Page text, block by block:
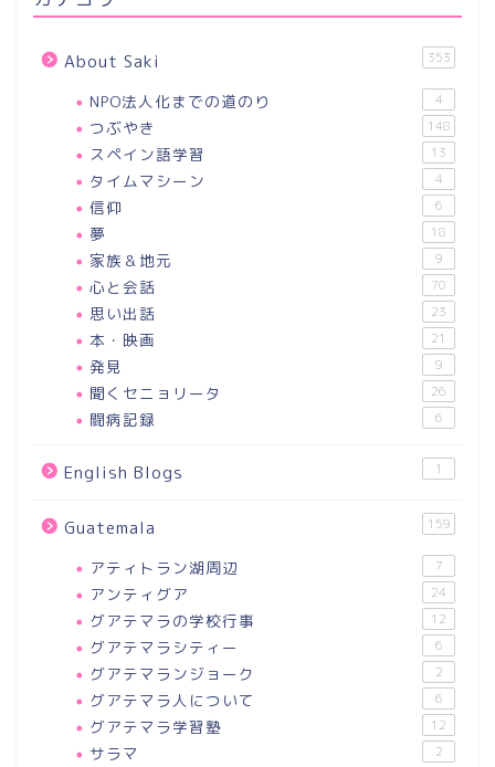
About Saki 353
NPO法人化までの道のり 4
つぶやき 148
スペイン語学習 13
タイムマシーン 4
信仰 6
夢 18
家族＆地元 9
心と会話 70
思い出話 23
本・映画 21
発見 9
聞くセニョリータ 26
闘病記録 6
English Blogs 1
Guatemala 159
アティトラン湖周辺 7
アンティグア 24
グアテマラの学校行事 12
グアテマラシティー 6
グアテマランジョーク 2
グアテマラ人について 6
グアテマラ学習塾 12
サラマ 2